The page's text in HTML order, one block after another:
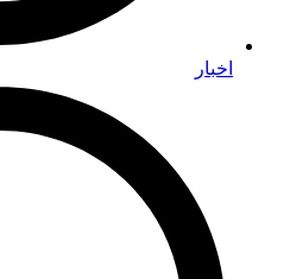
اخبار